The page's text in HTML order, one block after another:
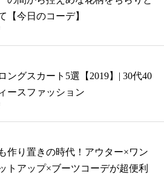
【今日のコーデ】
ングスカート5選【2019】| 30代40
ースファッション
作り置きの時代！アウター×ワン
トアップ×ブーツコーデが超便利